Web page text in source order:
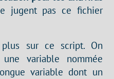
jugent pas ce fichier
sur ce script. On
variable nommée
variable dont un